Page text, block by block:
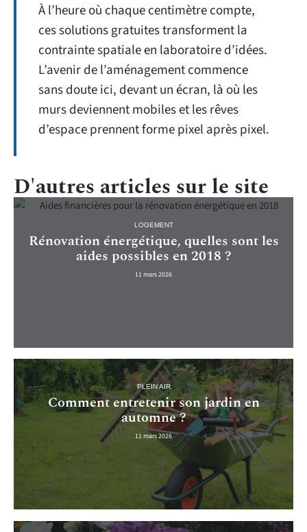
À l’heure où chaque centimètre compte,
ces solutions gratuites transforment la
contrainte spatiale en laboratoire d’idées.
L’avenir de l’aménagement commence
sans doute ici, devant un écran, là où les
murs deviennent mobiles et les rêves
d’espace prennent forme pixel après pixel.
D'autres articles sur le site
LOGEMENT
Rénovation énergétique, quelles sont les
aides possibles en 2018 ?
11 mars 2026
PLEIN AIR
Comment entretenir son jardin en
automne ?
11 mars 2026